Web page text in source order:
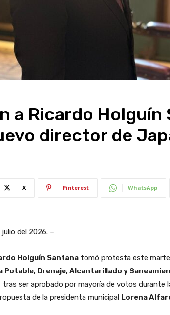
a Ricardo Holguín
director de
X Pinterest WhatsApp
del 2026. –
Holguín Santana tomó protesta este
Potable, Drenaje, Alcantarillado y
, tras ser aprobado por mayoría de votos durante
de la presidenta municipal Lorena